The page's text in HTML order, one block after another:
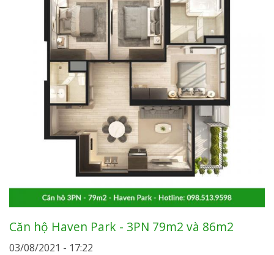
Căn hộ Haven Park - 3PN 79m2 và 86m2
03/08/2021 - 17:22